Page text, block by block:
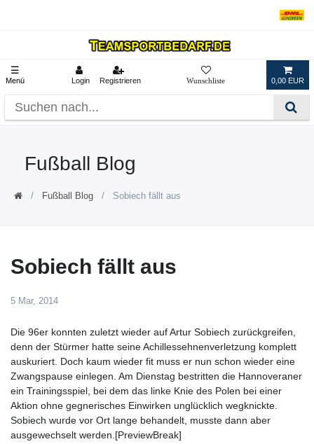
☰
Menü Login Registrieren 0,00 EUR
Fußball Blog
Fußball Blog Sobiech fällt aus
Sobiech fällt aus
5 Mar, 2014
Die 96er konnten zuletzt wieder auf Artur Sobiech zurückgreifen,
denn der Stürmer hatte seine Achillessehnenverletzung komplett
auskuriert. Doch kaum wieder fit muss er nun schon wieder eine
Zwangspause einlegen. Am Dienstag bestritten die Hannoveraner
ein Trainingsspiel, bei dem das linke Knie des Polen bei einer
Aktion ohne gegnerisches Einwirken unglücklich wegknickte.
Sobiech wurde vor Ort lange behandelt, musste dann aber
ausgewechselt werden.[PreviewBreak]